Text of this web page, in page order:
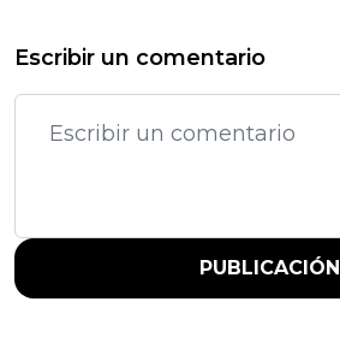
Escribir un comentario
PUBLICACIÓN